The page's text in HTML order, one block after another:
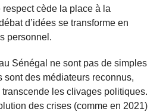
cède la place à la
d’idées se transforme en
personnel.
Sénégal ne sont pas de simples
sont des médiateurs reconnus,
transcende les clivages politiques.
des crises (comme en 2021)